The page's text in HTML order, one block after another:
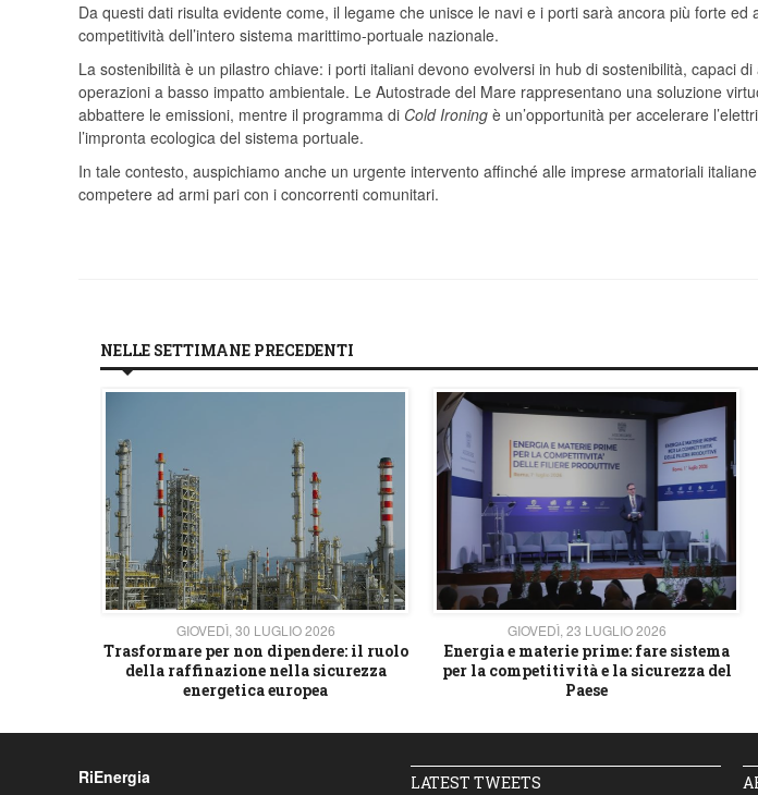
Da questi dati risulta evidente come, il legame che unisce le navi e i porti sarà ancora più forte ed
competitività dell’intero sistema marittimo-portuale nazionale.
La sostenibilità è un pilastro chiave: i porti italiani devono evolversi in hub di sostenibilità, capaci
operazioni a basso impatto ambientale. Le Autostrade del Mare rappresentano una soluzione
abbattere le emissioni, mentre il programma di Cold Ironing è un’opportunità per accelerare
l’impronta ecologica del sistema portuale.
In tale contesto, auspichiamo anche un urgente intervento affinché alle imprese armatoriali
competere ad armi pari con i concorrenti comunitari.
NELLE SETTIMANE PRECEDENTI
GIOVEDÌ, 30 LUGLIO 2026
Trasformare per non dipendere: il ruolo
della raffinazione nella sicurezza
energetica europea
GIOVEDÌ, 23 LUGLIO 2026
Energia e materie prime: fare sistema
per la competitività e la sicurezza del
Paese
RiEnergia
LATEST TWEETS